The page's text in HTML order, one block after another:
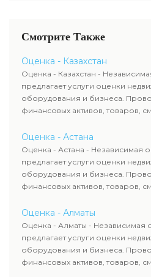
Смотрите Также
Оценка - Казахстан
Оценка - Казахстан -
предлагает услуги оценки
оборудования и бизнеса.
финансовых активов, товаров,
оценка животных и
определяют рыночную
рассчитывают ущерб. Все отчеты
требованиям законодательства
сделок, кредитования и
Оценка - Астана
Оценка - Астана - Независимая
предлагает услуги оценки
оборудования и бизнеса.
финансовых активов, товаров,
оценка животных и
определяют рыночную
рассчитывают ущерб. Все отчеты
требованиям законодательства
сделок, кредитования и
Оценка - Алматы
Оценка - Алматы - Независимая
предлагает услуги оценки
оборудования и бизнеса.
финансовых активов, товаров,
оценка животных и